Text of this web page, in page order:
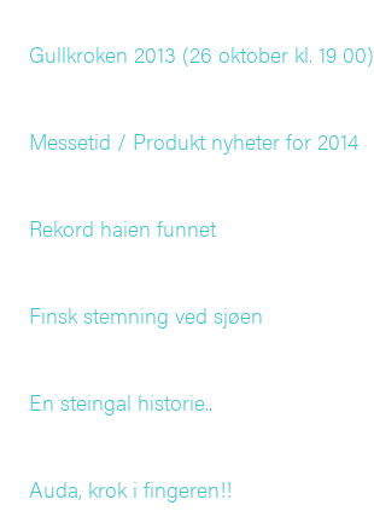
Gullkroken 2013 (26 oktober kl. 19 00)
Messetid / Produkt nyheter for 2014
Rekord haien funnet
Finsk stemning ved sjøen
En steingal historie..
Auda, krok i fingeren!!